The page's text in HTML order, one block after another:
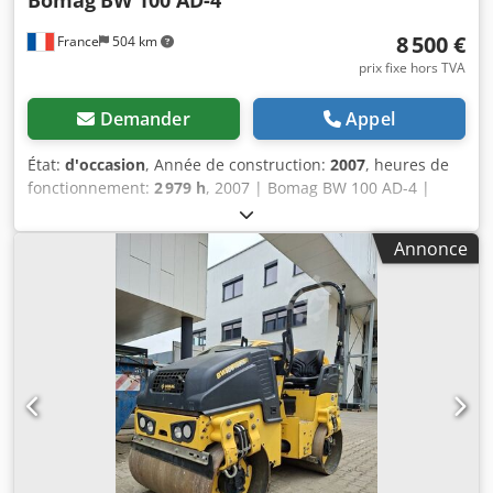
Dsk Nous proposons des outils et des ressources utiles
pour tous les propriétaires et opérateurs d’équipements,
France 504 km 8 500 €
prix fixe hors TVA
Demander Appel
État: d'occasion, Année de construction: 2007, heures de
fonctionnement: 2 979 h, 2007 | Bomag BW 100 AD-4 |
Rouleau tandem d'occasion | 2979 heures 📍Localisation :
France Dcodpfx Aiezgw Dqo Dek 🚛 Livraison possible à
votre adresse – Utilisez notre calculateur de frais de port
pour estimer les coûts de transport ! 💰 Achetez
maintenant pour 8 500 EUR ou faites une offre. Paiement à
la livraison possible moyennant des frais réduits (sous
réserve d’approbation)* 👷‍♂️ Inspecté par un expert
indépendant 43 points d’inspection, 41 approuvés ✅, 2
points nécessitant une amélioration ℹ️, 0 dépenses ⚠️ 📌
Commentaire de l’inspecteur : Bonne machine, quelques
rayures et soupçon de petite fuite hydraulique. 📄
Souhaitez-vous consulter le rapport d’inspection complet,
des photos supplémentaires ou une vidéo ? Conseil : la
Annonce